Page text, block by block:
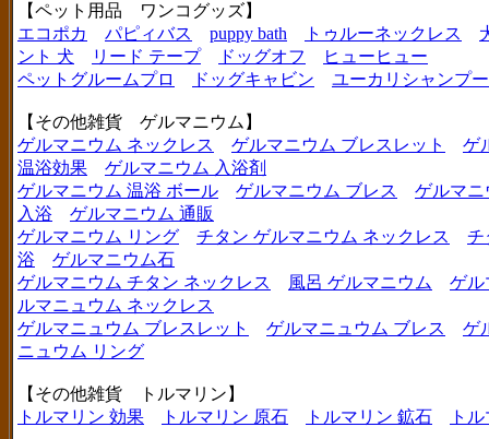
【ペット用品 ワンコグッズ】
エコポカ
パピィバス puppy bath トゥルーネックレス
ント 犬
リード テープ ドッグオフ
ヒューヒュー
ペットグルームプロ
ドッグキャビン ユーカリシャンプー
【その他雑貨 ゲルマニウム】
ゲルマニウム ネックレス
ゲルマニウム ブレスレット
ゲ
温浴効果
ゲルマニウム 入浴剤
ゲルマニウム 温浴 ボール
ゲルマニウム ブレス
ゲルマニ
入浴
ゲルマニウム 通販
ゲルマニウム リング
チタン ゲルマニウム ネックレス
チ
浴
ゲルマニウム石
ゲルマニウム チタン ネックレス
風呂 ゲルマニウム
ゲル
ルマニュウム ネックレス
ゲルマニュウム ブレスレット
ゲルマニュウム ブレス
ゲ
ニュウム リング
【その他雑貨 トルマリン】
トルマリン 効果
トルマリン 原石 トルマリン 鉱石 ト